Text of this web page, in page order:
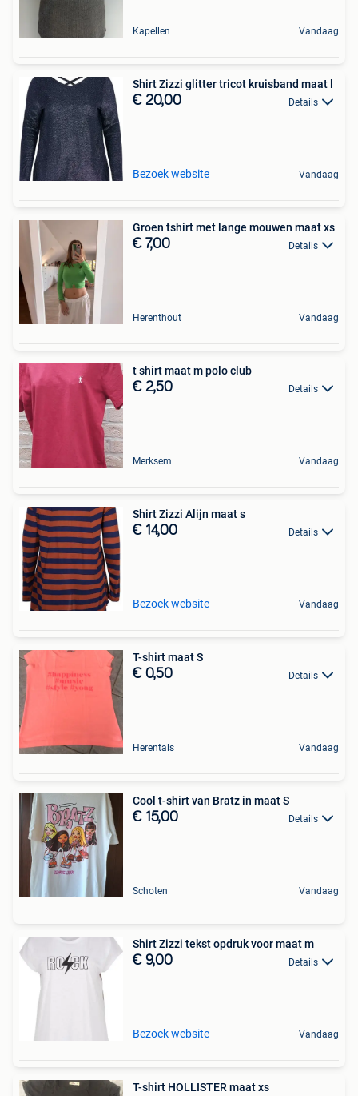
Kapellen Vandaag
Shirt Zizzi glitter tricot kruisband maat l
€ 20,00 Details
Bezoek website Vandaag
Groen tshirt met lange mouwen maat xs
€ 7,00 Details
Herenthout Vandaag
t shirt maat m polo club
€ 2,50 Details
Merksem Vandaag
Shirt Zizzi Alijn maat s
€ 14,00 Details
Bezoek website Vandaag
T-shirt maat S
€ 0,50 Details
Herentals Vandaag
Cool t-shirt van Bratz in maat S
€ 15,00 Details
Schoten Vandaag
Shirt Zizzi tekst opdruk voor maat m
€ 9,00 Details
Bezoek website Vandaag
T-shirt HOLLISTER maat xs